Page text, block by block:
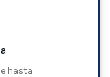
hasta